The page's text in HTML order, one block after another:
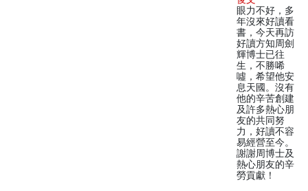
眼力不好，多
年沒來好讀看
書，今天再訪
好讀方知周劍
輝博士已往
生，不勝唏
噓，希望他安
息天國。沒有
他的辛苦創建
及許多熱心朋
友的共同努
力，好讀不容
易經營至今。
謝謝周博士及
熱心朋友的辛
勞貢獻！